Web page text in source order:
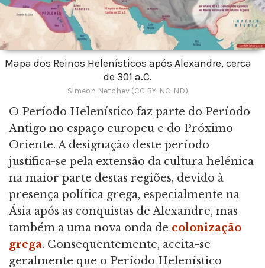
Mapa dos Reinos Helenísticos após Alexandre, cerca
de 301 a.C.
Simeon Netchev (CC BY-NC-ND)
O Período Helenístico faz parte do Período
Antigo no espaço europeu e do Próximo
Oriente. A designação deste período
justifica-se pela extensão da cultura helénica
na maior parte destas regiões, devido à
presença política grega, especialmente na
Ásia após as conquistas de Alexandre, mas
também a uma nova onda de colonização
grega. Consequentemente, aceita-se
geralmente que o Período Helenístico